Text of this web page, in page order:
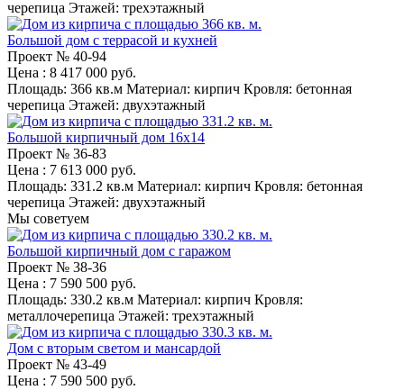
черепица Этажей: трехэтажный
Большой дом с террасой и кухней
Проект № 40-94
Цена : 8 417 000 руб.
Площадь: 366 кв.м Материал: кирпич Кровля: бетонная
черепица Этажей: двухэтажный
Большой кирпичный дом 16x14
Проект № 36-83
Цена : 7 613 000 руб.
Площадь: 331.2 кв.м Материал: кирпич Кровля: бетонная
черепица Этажей: двухэтажный
Мы советуем
Большой кирпичный дом с гаражом
Проект № 38-36
Цена : 7 590 500 руб.
Площадь: 330.2 кв.м Материал: кирпич Кровля:
металлочерепица Этажей: трехэтажный
Дом с вторым светом и мансардой
Проект № 43-49
Цена : 7 590 500 руб.